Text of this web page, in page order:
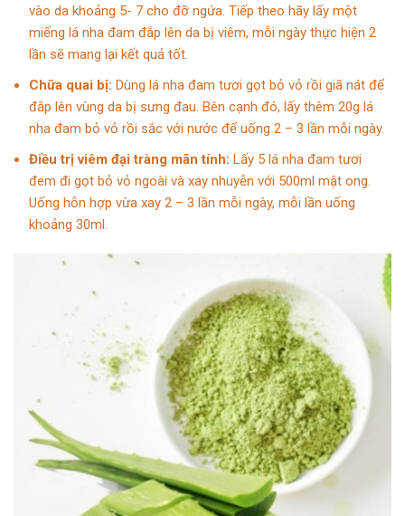
vào da khoảng 5- 7 cho đỡ ngứa. Tiếp theo hãy lấy một
miếng lá nha đam đắp lên da bị viêm, mỗi ngày thực hiện 2
lần sẽ mang lại kết quả tốt.
Chữa quai bị: Dùng lá nha đam tươi gọt bỏ vỏ rồi giã nát để
đắp lên vùng da bị sưng đau. Bên cạnh đó, lấy thêm 20g lá
nha đam bỏ vỏ rồi sắc với nước để uống 2 – 3 lần mỗi ngày.
Điều trị viêm đại tràng mãn tính: Lấy 5 lá nha đam tươi
đem đi gọt bỏ vỏ ngoài và xay nhuyễn với 500ml mật ong.
Uống hỗn hợp vừa xay 2 – 3 lần mỗi ngày, mỗi lần uống
khoảng 30ml.